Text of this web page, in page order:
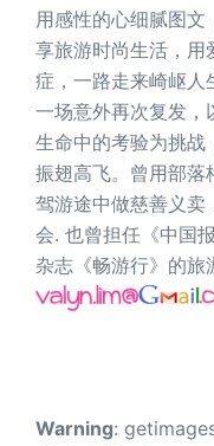
用感性的心细腻图文
享旅游时尚生活，用
症，一路走来崎岖人
一场意外再次复发，
生命中的考验为挑战
振翅高飞。曾用部落
驾游途中做慈善义卖
会. 也曾担任《中国
杂志《畅游行》的旅
Warning: